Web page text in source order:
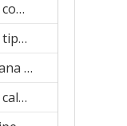
Calentador de agua solar compacto presurizado (SPP)
Calentador de agua solar tipo bobina de cobre precalentado (SPHE)
Colector solar de placa plana (SPFP)
Colector solar de tubo de calor (aluminio SPB)